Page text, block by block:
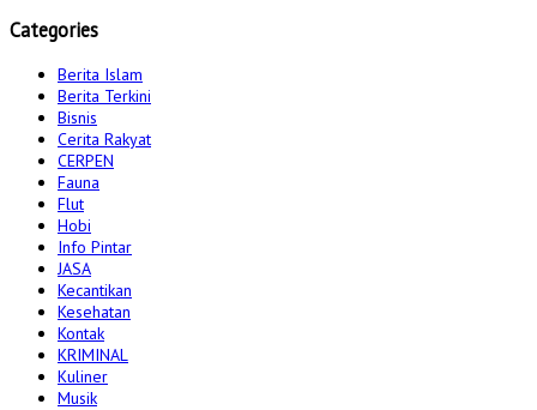
Categories
Berita Islam
Berita Terkini
Bisnis
Cerita Rakyat
CERPEN
Fauna
Flut
Hobi
Info Pintar
JASA
Kecantikan
Kesehatan
Kontak
KRIMINAL
Kuliner
Musik